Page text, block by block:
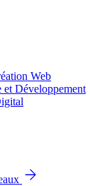
Web
et Développement